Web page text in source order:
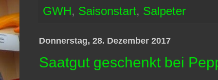
GWH, Saisonstart, Salpeter
Donnerstag, 28. Dezember 2017
Saatgut geschenkt bei